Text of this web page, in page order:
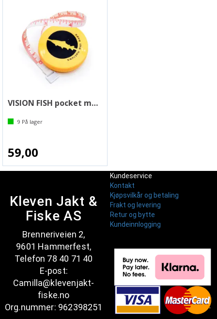
VISION FISH pocket measure 150cm
9 På lager
59,00
Kleven Jakt &
Fiske AS
Brenneriveien 2,
9601 Hammerfest,
Telefon 78 40 71 40
E-post:
Camilla@klevenjakt-
fiske.no
Org.nummer: 962398251
Kundeservice
Kontakt
Kjøpsvilkår og betaling
Frakt og levering
Retur og bytte
Kundeinnlogging